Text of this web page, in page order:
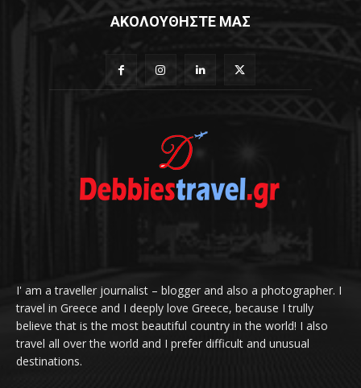
ΑΚΟΛΟΥΘΗΣΤΕ ΜΑΣ
I' am a traveller journalist – blogger and also a photographer. I
travel in Greece and I deeply love Greece, because I trully
believe that is the most beautiful country in the world! I also
travel all over the world and I prefer difficult and unusual
destinations.